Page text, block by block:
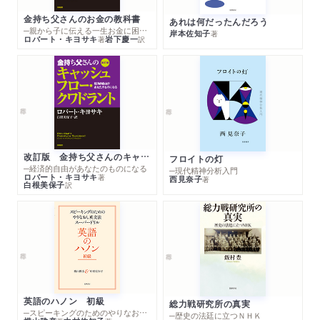
金持ち父さんのお金の教科書
─親から子に伝える一生お金に困らない考え方
ロバート・キヨサキ著岩下慶一訳
あれは何だったんだろう
岸本佐知子著
改訂版 金持ち父さんのキャッシュフロー・クワドラント
─経済的自由があなたのものになる
ロバート・キヨサキ著
白根美保子訳
フロイトの灯
─現代精神分析入門
西見奈子著
英語のハノン 初級
─スピーキングのためのやりなおし英文法スーパードリル
総力戦研究所の真実
─歴史の法廷に立つＮＨＫ